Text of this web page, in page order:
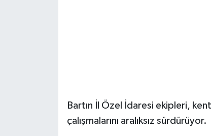
Bartın İl Özel İdaresi ekipleri,
çalışmalarını aralıksız sürdürüyor.